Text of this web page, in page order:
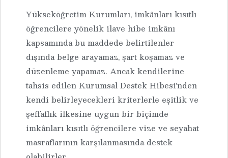
Yükseköğretim Kurumları, imkânları kısıtlı
öğrencilere yönelik ilave hibe imkânı
kapsamında bu maddede belirtilenler
dışında belge arayamaz, şart koşamaz ve
düzenleme yapamaz. Ancak kendilerine
tahsis edilen Kurumsal Destek Hibesi’nden
kendi belirleyecekleri kriterlerle eşitlik ve
şeffaflık ilkesine uygun bir biçimde
imkânları kısıtlı öğrencilere vize ve seyahat
masraflarının karşılanmasında destek